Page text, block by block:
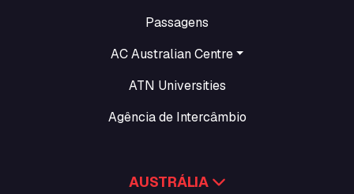
Passagens
AC Australian Centre
ATN Universities
Agência de Intercâmbio
AUSTRÁLIA